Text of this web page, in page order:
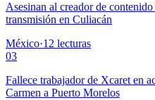
Asesinan al creador de
transmisión en Culiacán
México·12 lecturas
03
Fallece trabajador de Xcaret en
Carmen a Puerto Morelos